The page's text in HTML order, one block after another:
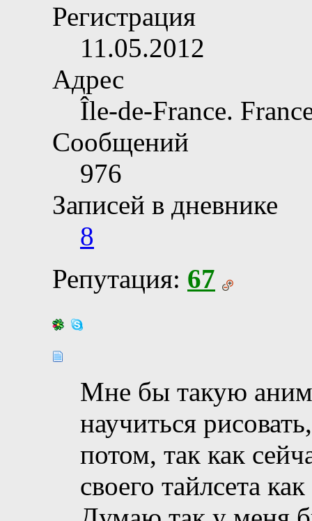
Регистрация
11.05.2012
Адрес
Île-de-France.
Сообщений
976
Записей в дневнике
8
Репутация: 67
Мне бы такую
научиться
потом, так как
своего тайлсета